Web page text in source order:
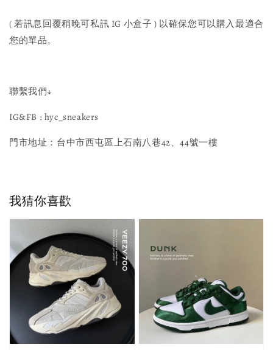
( 若訊息回覆稍晚可私訊 IG 小盒子 ) 以確保您可以購入最適合
您的單品。
聯繫我們↓
IG&FB : hyc_sneakers
門市地址：台中市西屯區上石南八巷42、44號一樓
我猜你喜歡